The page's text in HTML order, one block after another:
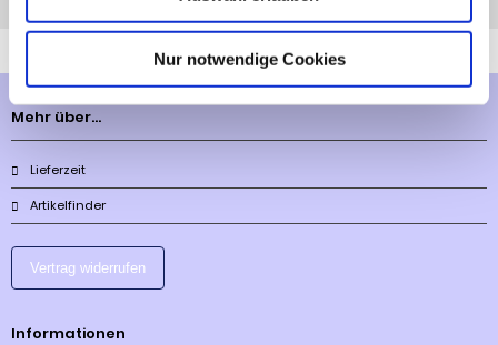
Nur notwendige Cookies
Anrufen AHK-Finder
Mehr über...
Lieferzeit
Artikelfinder
Vertrag widerrufen
Informationen